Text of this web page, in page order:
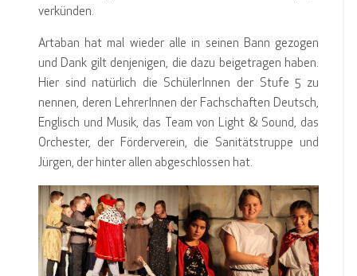
verkünden.
Artaban hat mal wieder alle in seinen Bann gezogen
und Dank gilt denjenigen, die dazu beigetragen haben.
Hier sind natürlich die SchülerInnen der Stufe 5 zu
nennen, deren LehrerInnen der Fachschaften Deutsch,
Englisch und Musik, das Team von Light & Sound, das
Orchester, der Förderverein, die Sanitätstruppe und
Jürgen, der hinter allen abgeschlossen hat.